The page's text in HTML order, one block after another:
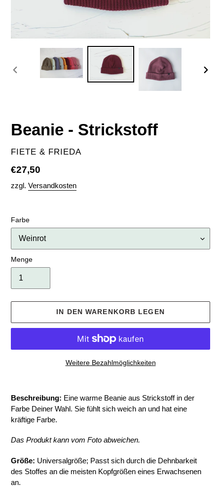
VORHERIGER
Beanie - Strickstoff
VERKÄUFER
FIETE & FRIEDA
Normaler
Preis
€27,50
zzgl. Versandkosten
Farbe
Menge
IN DEN WARENKORB LEGEN
Weitere Bezahlmöglichkeiten
wird
zum
Warenkorb
hinzugefügt
Beschreibung: Eine warme Beanie aus Strickstoff in der
Farbe Deiner Wahl. Sie fühlt sich weich an und hat eine
kräftige Farbe.
Das Produkt kann vom Foto abweichen.
Größe: Universalgröße; Passt sich durch die Dehnbarkeit
des Stoffes an die meisten Kopfgrößen eines Erwachsenen
an.